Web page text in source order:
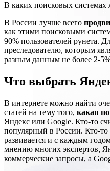
В каких поисковых системах
В России лучше всего
как этими поисковыми
90% пользователей рунета.
преследователю, которым
разным данным не более 2-
Что выбрать
В интернете можно найти
статей на тему того, какая
Яндекс или Google. Кто-то
популярный в России. Кто-то
развивается и с каждым
мнению многих экспертов,
коммерческие запросы, а